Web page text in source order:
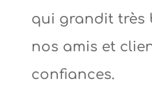
qui grandit très
nos amis et
confiances.